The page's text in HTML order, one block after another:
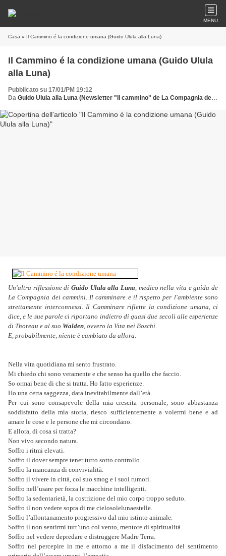
MENU
Casa » Il Cammino é la condizione umana (Guido Ulula alla Luna)
Il Cammino é la condizione umana (Guido Ulula
alla Luna)
Pubblicato su 17/01/PM 19:12
Da Guido Ulula alla Luna (Newsletter "Il cammino" de La Compagnia dei Cammini)
Un'altra riflessione di Guido Ulula alla Luna, medico nella vita e guida de
La Compagnia dei cammini. Il camminare e il rispetto per l'ambiente sono
strettamente interconnessi. Il Camminare riflette la condizione umana, ci
dice, e le sue parole ci riportano indietro di quasi due secoli alle esperienze
di Thoreau e al suo Walden, ovvero la Vita nei Boschi.
E, probabilmente, niente è cambiato da allora.
Nella vita quotidiana mi sento frustrato.
Mi chiedo chi sono veramente e che senso ha quello che faccio.
So ormai bene di che si tratta. Ho fatto esperienze.
Ho una certa saggezza, data inevitabilmente dall’età.
Per cui sono consapevole della mia crescita personale, sono abbastanza
soddisfatto della mia storia, riesco sufficientemente a volermi bene e ad
amare le cose e le persone che mi circondano.
E allora, di cosa si tratta?
Non vivo secondo natura.
Soffro i ritmi elevati.
Soffro il dover sempre tener tutto sotto controllo.
Soffro la mancanza di convivialità.
Soffro il vivere in città, col suo smog e i suoi rumori.
Soffro nell’usare per forza le macchine intelligenti.
Soffro la sedentarietà, la costrizione del mio corpo troppo seduto.
Soffro il non vedere sopra di me cielosolelunaestelle.
Soffro l’allontanamento progressivo dal mio istinto animale.
Soffro il non sentirmi tutt’uno col vento, mentore di spiritualità.
Soffro nel vedere depredare e distruggere Madre Terra.
Soffro nel percepire in me e attorno a me il disfacimento del sentimento